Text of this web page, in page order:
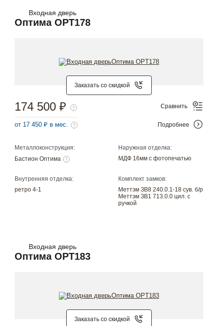
Входная дверь
Оптима OPT178
Заказать со скидкой
Металлоконструкция:
Бастион Оптима
Наружная отделка:
МДФ 16мм с фотопечатью
Внутренняя отделка:
ретро 4-1
Комплект замков:
Меттэм ЗВ8 240.0.1-18 сув. б/р
Меттэм ЗВ1 713.0.0 цил. с
ручкой
174 500 ₽
от 17 450 ₽ в мес.
Сравнить
Подробнее
Входная дверь
Оптима OPT183
Заказать со скидкой